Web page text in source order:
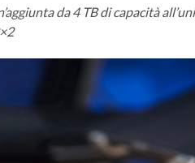
da 4 TB di capacità